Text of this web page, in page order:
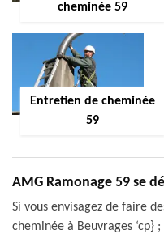
cheminée 59
Entretien de cheminée
59
AMG Ramonage 59 se
Si vous envisagez de faire
cheminée à Beuvrages ‘cp}